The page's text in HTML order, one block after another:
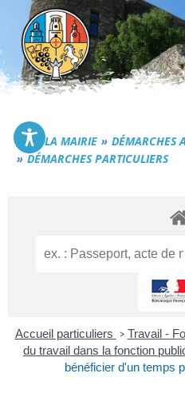
contenu
Commune
LA MAIRIE
DÉMARCHES
DÉMARCHES PARTICULIERS
Accueil particuliers > Travail -
du travail dans la fonction
bénéficier d'un temps